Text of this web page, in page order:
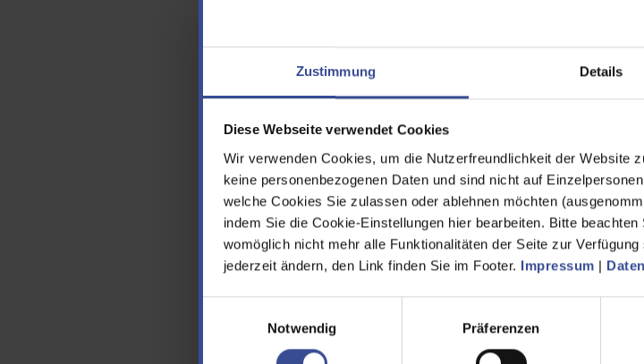
Zustimmung Details
Diese Webseite verwendet Cookies
Wir verwenden Cookies, um die Nutzerfreundlichkeit der Website
keine personenbezogenen Daten und sind nicht auf
welche Cookies Sie zulassen oder ablehnen möchten
indem Sie die Cookie-Einstellungen hier bearbeiten. Bitte
womöglich nicht mehr alle Funktionalitäten der Seite zur
jederzeit ändern, den Link finden Sie im Footer. Impressum |
Notwendig
Präferenzen
Renaturierung der Wupper in